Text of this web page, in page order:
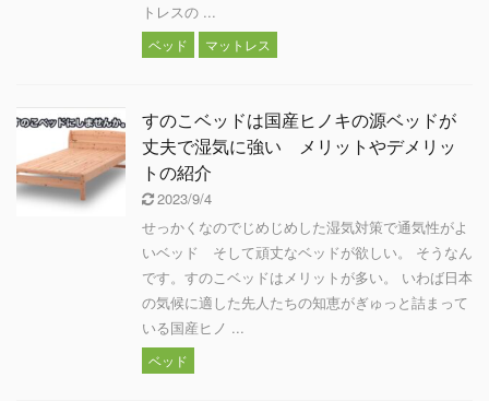
トレスの ...
ベッド マットレス
すのこベッドは国産ヒノキの源ベッドが
丈夫で湿気に強い メリットやデメリッ
トの紹介
2023/9/4
せっかくなのでじめじめした湿気対策で通気性がよ
いベッド そして頑丈なベッドが欲しい。 そうなん
です。すのこベッドはメリットが多い。 いわば日本
の気候に適した先人たちの知恵がぎゅっと詰まって
いる国産ヒノ ...
ベッド